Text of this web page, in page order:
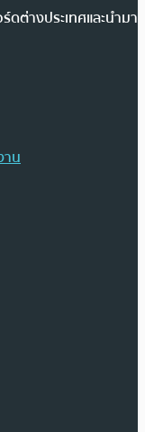
ดต่างประเทศและนำมา
าน